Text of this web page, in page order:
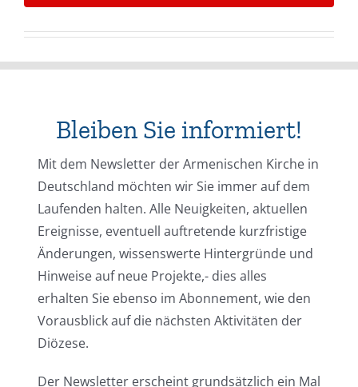
Bleiben Sie informiert!
Mit dem Newsletter der Armenischen Kirche in
Deutschland möchten wir Sie immer auf dem
Laufenden halten. Alle Neuigkeiten, aktuellen
Ereignisse, eventuell auftretende kurzfristige
Änderungen, wissenswerte Hintergründe und
Hinweise auf neue Projekte,- dies alles
erhalten Sie ebenso im Abonnement, wie den
Vorausblick auf die nächsten Aktivitäten der
Diözese.
Der Newsletter erscheint grundsätzlich ein Mal